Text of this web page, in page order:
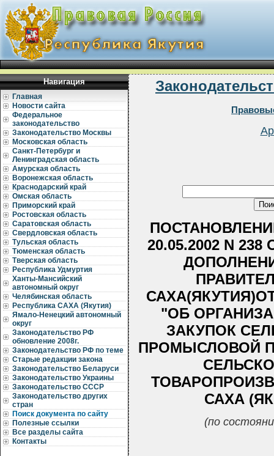
Навигация
Главная
Новости сайта
Федеральное
законодательство
Законодательство Москвы
Московская область
Санкт-Петербург и
Ленинградская область
Амурская область
Воронежская область
Краснодарский край
Омская область
Приморский край
Ростовская область
Саратовская область
Свердловская область
Тульская область
Тюменская область
Тверская область
Республика Удмуртия
Ханты-Мансийский
автономный округ
Челябинская область
Республика САХА (Якутия)
Ямало-Ненецкий автономный
округ
Законодательство РФ
обновление 2008г.
Законодательство РФ по теме
Старые редакции закона
Законодательство Беларуси
Законодательство Украины
Законодательство СССР
Законодательство других
стран
Поиск документа по сайту
Полезные ссылки
Все разделы сайта
Контакты
20.05.2002 N
"ОБ
ЗАКУПОК
ПРОМЫСЛОВОЙ
САХА
(по